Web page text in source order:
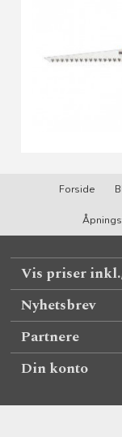
Forside
Vis priser
Nyhetsbrev
Partnere
Din konto